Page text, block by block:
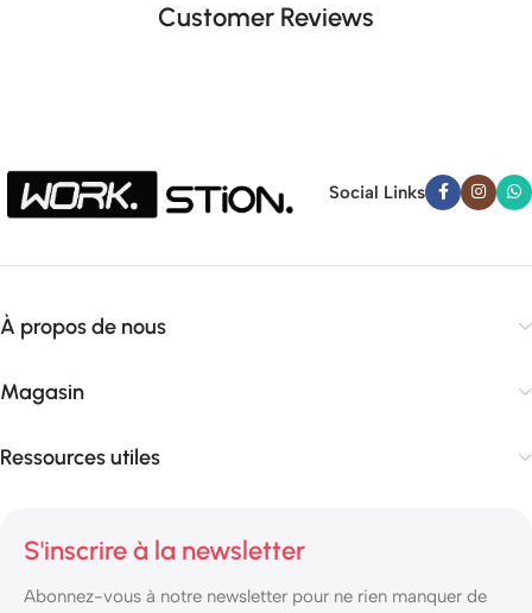
Customer Reviews
Social Links
À propos de nous
Magasin
Ressources utiles
S'inscrire à la newsletter
Abonnez-vous à notre newsletter pour ne rien manquer de